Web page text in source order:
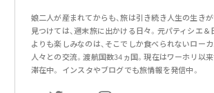
娘二人が産まれてからも、旅は引き続き人生の生き
見つけては、週末旅に出かける日々。元パティシエ
よりも楽しみなのは、そこでしか食べられないロー
人々との交流。渡航国数34ヵ国。現在はワーホリ以
滞在中。 インスタやブログでも旅情報を発信中。